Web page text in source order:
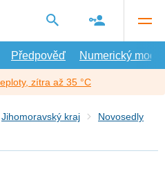
Předpověď Numerický model
zítra až 35 °C
Jihomoravský kraj
Novosedly